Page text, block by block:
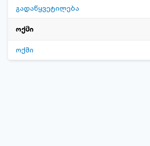
გადაწყვეტილება
ოქმი
ოქმი